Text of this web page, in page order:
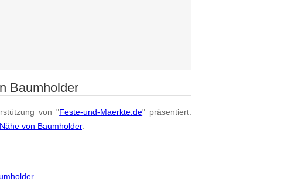
Baumholder
von "Feste-und-Maerkte.de" präsentiert.
von Baumholder.